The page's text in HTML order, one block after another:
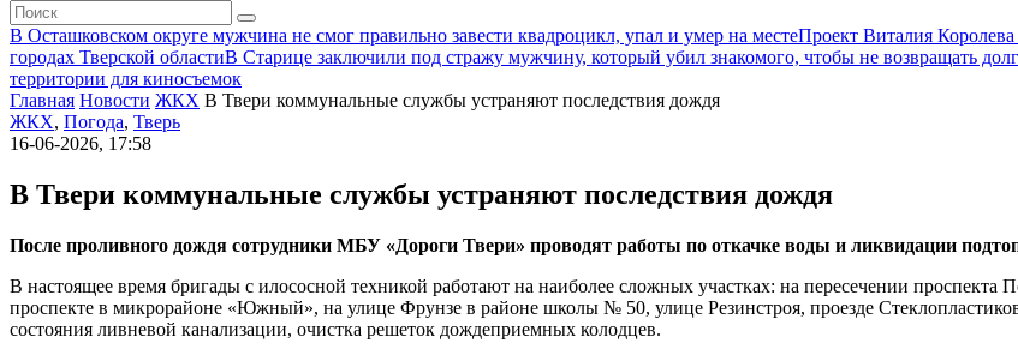
В Осташковском округе мужчина не смог правильно завести квадроцикл, упал и умер на местеПроект Виталия
городах Тверской областиВ Старице заключили под стражу мужчину, который убил знакомого, чтобы не возвращать долг
территории для киносъемок
Главная Новости ЖКХ В Твери коммунальные службы устраняют последствия дождя
ЖКХ, Погода, Тверь
16-06-2026, 17:58
В Твери коммунальные службы устраняют последствия дождя
После проливного дождя сотрудники МБУ «Дороги Твери» проводят работы по откачке воды и ликвидации
В настоящее время бригады с илососной техникой работают на наиболее сложных участках: на пересечении
проспекте в микрорайоне «Южный», на улице Фрунзе в районе школы № 50, улице Резинстроя, проезде
состояния ливневой канализации, очистка решеток дождеприемных колодцев.